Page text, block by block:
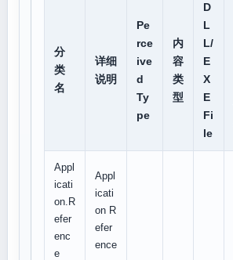
分
类
名
详细
说明
Pe
rce
ive
d
Ty
pe
内
容
类
型
D
L
L/
E
X
E
Fi
le
Appl
icati
on.R
efer
enc
e
Appl
icati
on R
efer
ence